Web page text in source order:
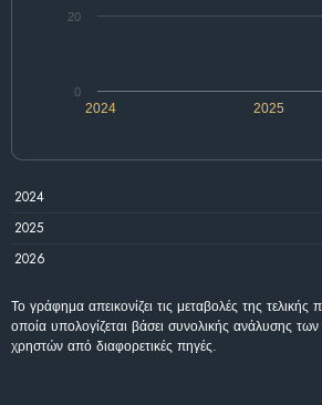
2024 2025
0
20
2024
2025
2026
Το γράφημα απεικονίζει τις μεταβολές της τελικής
οποία υπολογίζεται βάσει συνολικής ανάλυσης των
χρηστών από διαφορετικές πηγές.